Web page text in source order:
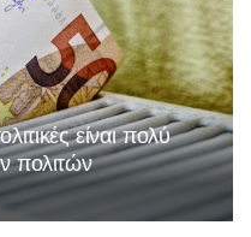
είναι πολύ
πολιτών